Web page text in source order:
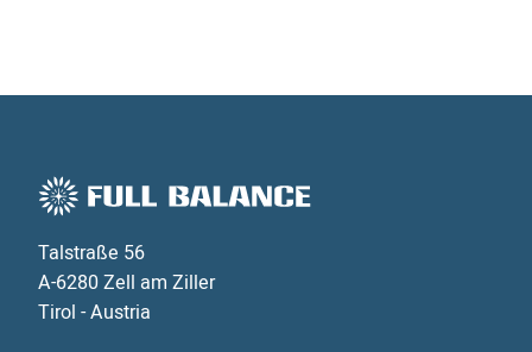
Talstraße 56
A-6280 Zell am Ziller
Tirol - Austria